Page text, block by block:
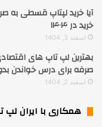
آیا خرید لپتاپ قسطی به
خرید در ۱۴۰۴
اسفند 3, 1404
بهترین لپ تاپ های
صرفه برای درس خواندن
اسفند 2, 1404
همکاری با ایران لپ